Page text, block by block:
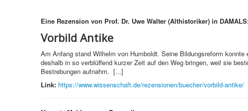
Eine Rezension von Prof. Dr. Uwe Walter (Althistoriker) in
Vorbild Antike
Am Anfang stand Wilhelm von Humboldt. Seine Bildungsreform konnte
deshalb in so verblüffend kurzer Zeit auf den Weg bringen, weil sie
Bestrebungen aufnahm. [...]
Link: https://www.wissenschaft.de/rezensionen/buecher/vorbild-antike/